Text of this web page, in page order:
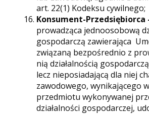
art. 22(1) Kodeksu cywilnego;
Konsument-Przedsiębiorca
prowadząca jednoosobową
gospodarczą zawierająca
związaną bezpośrednio z
nią działalnością
lecz nieposiadającą dla niej
zawodowego, wynikającego
przedmiotu wykonywanej
działalności gospodarczej,